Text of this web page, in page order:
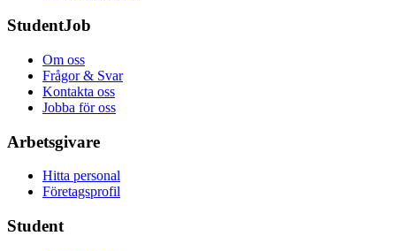
StudentJob
Om oss
Frågor & Svar
Kontakta oss
Jobba för oss
Arbetsgivare
Hitta personal
Företagsprofil
Student